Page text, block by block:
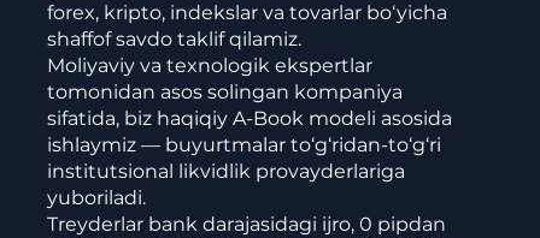
forex, kripto, indekslar va tovarlar bo‘yicha
shaffof savdo taklif qilamiz.
Moliyaviy va texnologik ekspertlar
tomonidan asos solingan kompaniya
sifatida, biz haqiqiy A-Book modeli asosida
ishlaymiz — buyurtmalar to‘g‘ridan-to‘g‘ri
institutsional likvidlik provayderlariga
yuboriladi.
Treyderlar bank darajasidagi ijro, 0 pipdan